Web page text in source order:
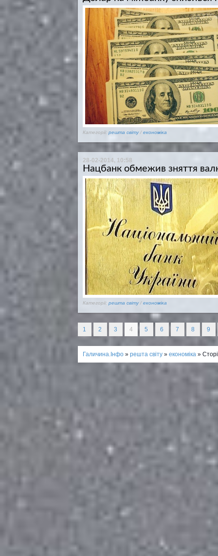
Категорії: решта світу/ економіка
28-02-2014, 10:58
Нацбанк обмежив зняття
Категорії: решта світу/ економіка
1 2 3 4 5 6 7 8 9
Галичина.Інфо » решта світу » економіка »